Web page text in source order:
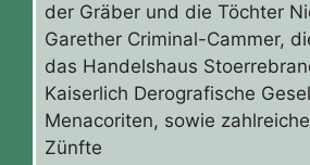
der Gräber und die Töchter
Garether Criminal-Cammer,
das Handelshaus
Kaiserlich Derografische
Menacoriten, sowie
Zünfte